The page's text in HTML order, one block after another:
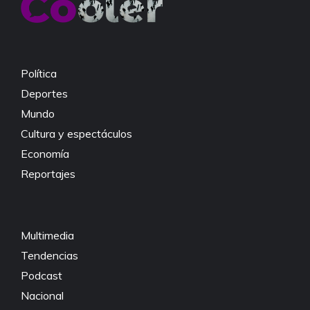
o
p n
Política
Deportes
Mundo
Cultura y espectáculos
Economía
Reportajes
Multimedia
Tendencias
Podcast
Nacional